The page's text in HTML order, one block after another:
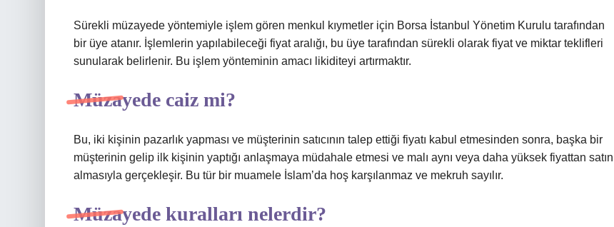
Sürekli müzayede yöntemiyle işlem gören menkul kıymetler için Borsa İstanbul Yönetim Kurulu tarafından
bir üye atanır. İşlemlerin yapılabileceği fiyat aralığı, bu üye tarafından sürekli olarak fiyat ve miktar teklifleri
sunularak belirlenir. Bu işlem yönteminin amacı likiditeyi artırmaktır.
Müzayede caiz mi?
Bu, iki kişinin pazarlık yapması ve müşterinin satıcının talep ettiği fiyatı kabul etmesinden sonra, başka bir
müşterinin gelip ilk kişinin yaptığı anlaşmaya müdahale etmesi ve malı aynı veya daha yüksek fiyattan satın
almasıyla gerçekleşir. Bu tür bir muamele İslam’da hoş karşılanmaz ve mekruh sayılır.
Müzayede kuralları nelerdir?